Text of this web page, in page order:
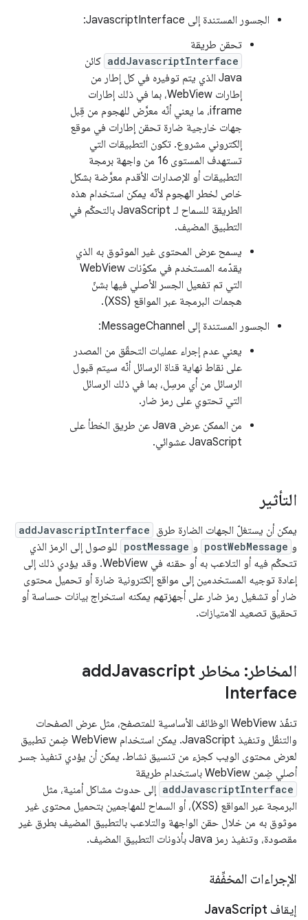
الجسور المستندة إلى JavascriptInterface:
تحقن طريقة
addJavascriptInterface كائن
Java الذي يتم توفيره في كل إطار من
إطارات WebView، بما في ذلك إطارات
iframe، ما يعني أنّه معرَّض للهجوم من قِبل
جهات خارجية ضارة تحقن إطارات في موقع
إلكتروني مشروع. تكون التطبيقات التي
تستهدف المستوى 16 من واجهة برمجة
التطبيقات أو الإصدارات الأقدم معرَّضة بشكل
خاص لخطر الهجوم لأنّه يمكن استخدام هذه
الطريقة للسماح لـ JavaScript بالتحكّم في
التطبيق المضيف.
يسمح عرض المحتوى غير الموثوق به الذي
يقدّمه المستخدم في مكوّنات WebView
التي تم تفعيل الجسر الأصلي فيها بشنّ
هجمات البرمجة عبر المواقع (XSS).
الجسور المستندة إلى MessageChannel:
يعني عدم إجراء عمليات التحقّق من المصدر
على نقاط نهاية قناة الرسائل أنّه سيتم قبول
الرسائل من أي مرسِل، بما في ذلك الرسائل
التي تحتوي على رمز ضار.
من الممكن عرض Java عن طريق الخطأ على
JavaScript عشوائي.
التأثير
يمكن أن يستغلّ الجهات الضارة طرق addJavascriptInterface
و postWebMessage و postMessage للوصول إلى الرمز الذي
تتحكّم فيه أو التلاعب به أو حقنه في WebView. وقد يؤدي ذلك إلى
إعادة توجيه المستخدمين إلى مواقع إلكترونية ضارة أو تحميل محتوى
ضار أو تشغيل رمز ضار على أجهزتهم يمكنه استخراج بيانات حساسة أو
تحقيق تصعيد الامتيازات.
المخاطر: مخاطر add Javascript
Interface
تنفّذ WebView الوظائف الأساسية للمتصفح، مثل عرض الصفحات
والتنقّل وتنفيذ JavaScript. يمكن استخدام WebView ضِمن تطبيق
لعرض محتوى الويب كجزء من تنسيق نشاط. يمكن أن يؤدي تنفيذ جسر
أصلي ضِمن WebView باستخدام طريقة
addJavascriptInterface إلى حدوث مشاكل أمنية، مثل
البرمجة عبر المواقع (XSS)، أو السماح للمهاجمين بتحميل محتوى غير
موثوق به من خلال حقن الواجهة والتلاعب بالتطبيق المضيف بطرق غير
مقصودة، وتنفيذ رمز Java بأذونات التطبيق المضيف.
الإجراءات المخفِّفة
إيقاف Java Script